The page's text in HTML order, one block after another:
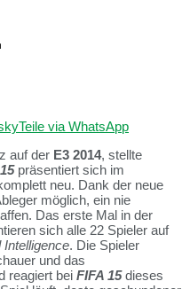
Teile via WhatsApp
auf der E3 2014, stellte
präsentiert sich im
neu. Dank der neue
möglich, ein nie
Das erste Mal in der
sich alle 22 Spieler auf
Intelligence. Die Spieler
und das
reagiert bei FIFA 15 dieses